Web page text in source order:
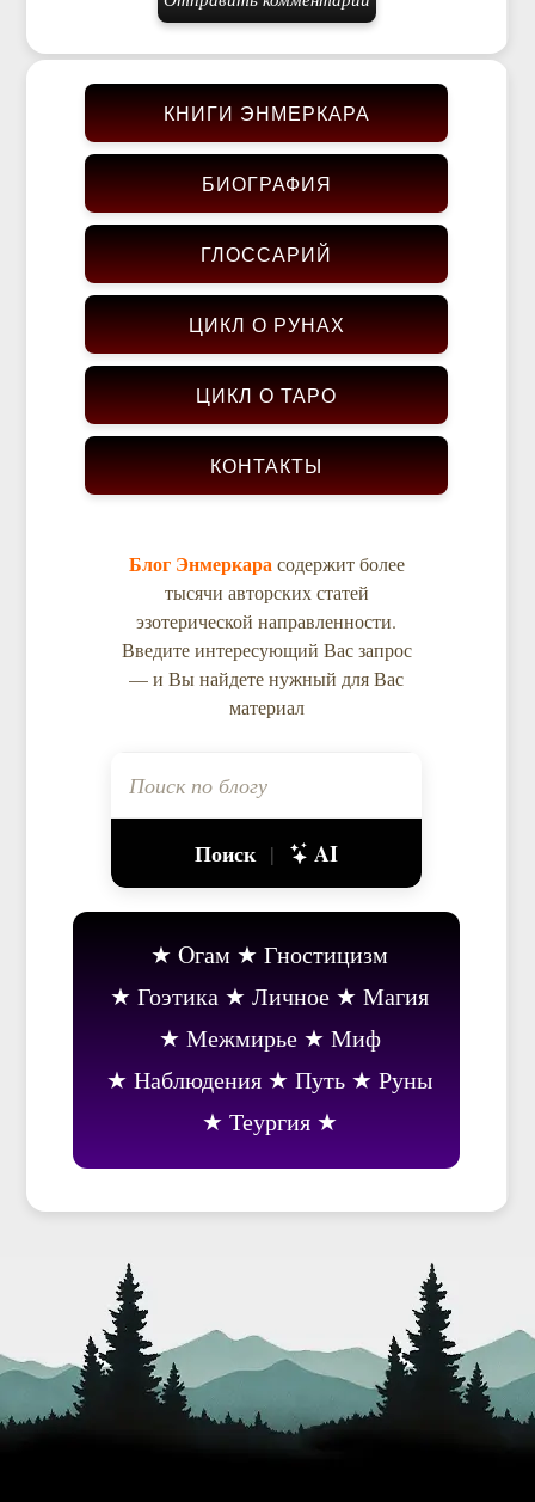
КНИГИ ЭНМЕРКАРА
БИОГРАФИЯ
ГЛОССАРИЙ
ЦИКЛ О РУНАХ
ЦИКЛ О ТАРО
КОНТАКТЫ
Блог Энмеркара содержит более
тысячи авторских статей
эзотерической направленности.
Введите интересующий Вас запрос
— и Вы найдете нужный для Вас
материал
Поиск | AI
Oгам
Гностицизм
Гоэтика
Личное
Магия
Межмирье
Миф
Наблюдения
Путь
Руны
Теургия